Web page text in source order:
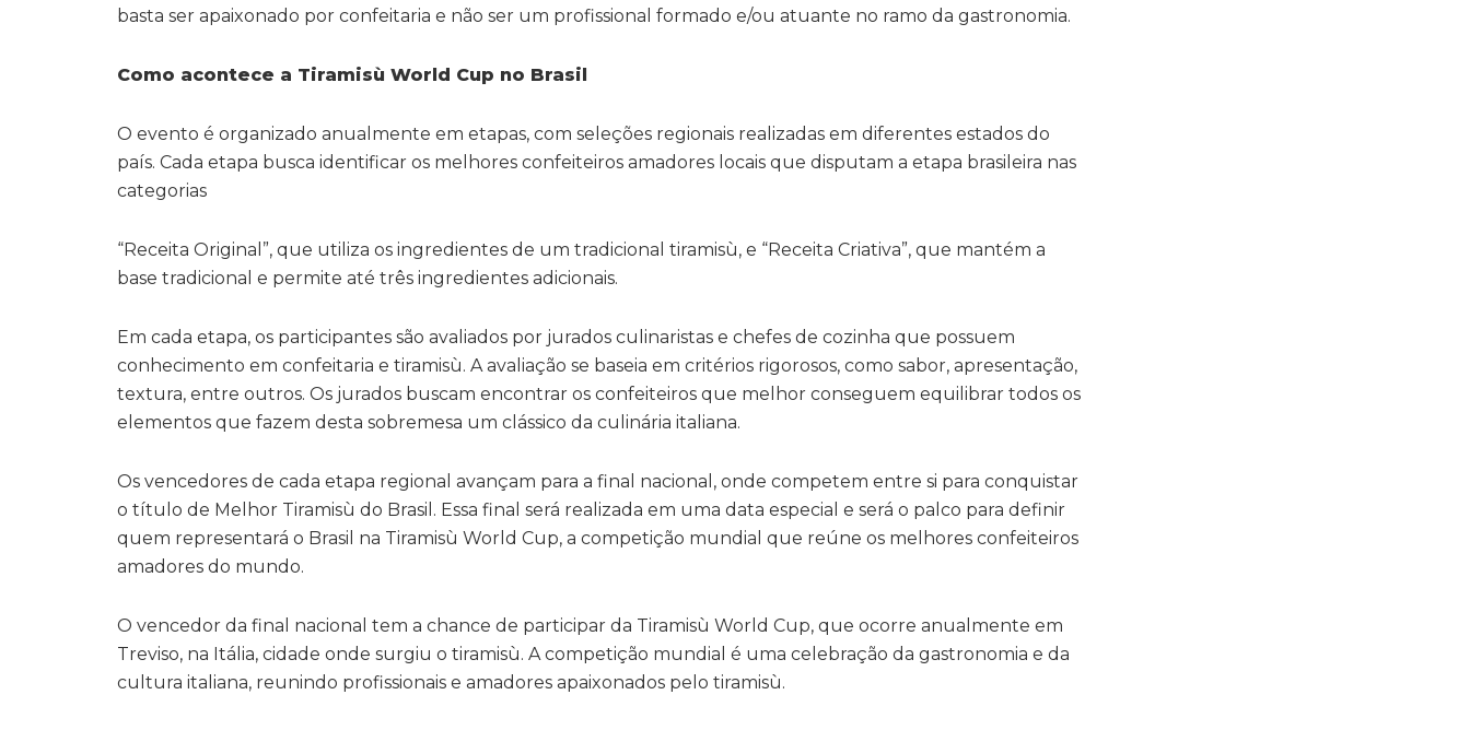
basta ser apaixonado por confeitaria e não ser um profissional formado e/ou atuante no ramo da gastronomia.
Como acontece a Tiramisù World Cup no Brasil
O evento é organizado anualmente em etapas, com seleções regionais realizadas em diferentes estados do
país. Cada etapa busca identificar os melhores confeiteiros amadores locais que disputam a etapa brasileira nas
categorias
“Receita Original”, que utiliza os ingredientes de um tradicional tiramisù, e “Receita Criativa”, que mantém a
base tradicional e permite até três ingredientes adicionais.
Em cada etapa, os participantes são avaliados por jurados culinaristas e chefes de cozinha que possuem
conhecimento em confeitaria e tiramisù. A avaliação se baseia em critérios rigorosos, como sabor, apresentação,
textura, entre outros. Os jurados buscam encontrar os confeiteiros que melhor conseguem equilibrar todos os
elementos que fazem desta sobremesa um clássico da culinária italiana.
Os vencedores de cada etapa regional avançam para a final nacional, onde competem entre si para conquistar
o título de Melhor Tiramisù do Brasil. Essa final será realizada em uma data especial e será o palco para definir
quem representará o Brasil na Tiramisù World Cup, a competição mundial que reúne os melhores confeiteiros
amadores do mundo.
O vencedor da final nacional tem a chance de participar da Tiramisù World Cup, que ocorre anualmente em
Treviso, na Itália, cidade onde surgiu o tiramisù. A competição mundial é uma celebração da gastronomia e da
cultura italiana, reunindo profissionais e amadores apaixonados pelo tiramisù.